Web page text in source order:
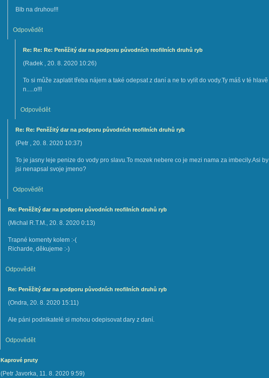
Blb na druhou!!!
Odpovědět
Re: Re: Re: Peněžitý dar na podporu původních reofilních druhů ryb
(Radek , 20. 8. 2020 10:26)
To si může zaplatit třeba nájem a také odepsat z daní a ne to vylít do vody.Ty máš v té hlavě
n.....o!!!
Odpovědět
Re: Re: Peněžitý dar na podporu původních reofilních druhů ryb
(Petr , 20. 8. 2020 10:37)
To je jasny leje penize do vody pro slavu.To mozek nebere co je mezi nama za imbecily.Asi by
jsi nenapsal svoje jmeno?
Odpovědět
Re: Peněžitý dar na podporu původních reofilních druhů ryb
(Michal R.T.M., 20. 8. 2020 0:13)
Trapné komenty kolem :-(
Richarde, děkujeme :-)
Odpovědět
Re: Peněžitý dar na podporu původních reofilních druhů ryb
(Ondra, 20. 8. 2020 15:11)
Ale páni podnikatelé si mohou odepisovat dary z daní.
Odpovědět
Kaprové pruty
(Petr Javorka, 11. 8. 2020 9:59)